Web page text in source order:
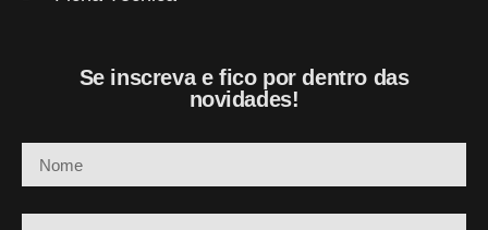
Se inscreva e fico por dentro das
novidades!